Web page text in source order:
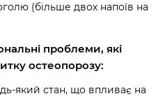
(більше двох напоїв на
проблеми, які
остеопорозу:
який стан, що впливає на